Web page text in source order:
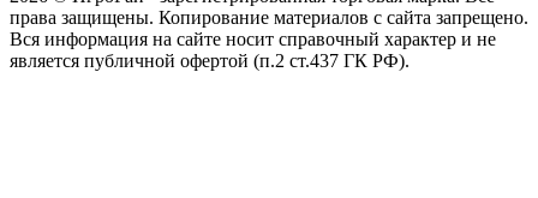
права защищены. Копирование материалов с сайта запрещено.
Вся информация на сайте носит справочный характер и не
является публичной офертой (п.2 ст.437 ГК РФ).